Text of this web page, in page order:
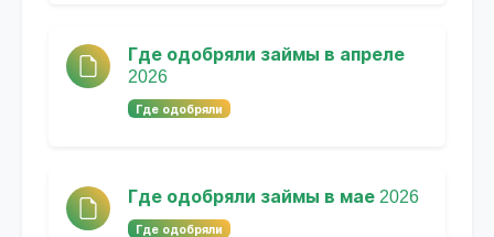
Где одобряли займы в апреле
2026
Где одобряли
Где одобряли займы в мае 2026
Где одобряли